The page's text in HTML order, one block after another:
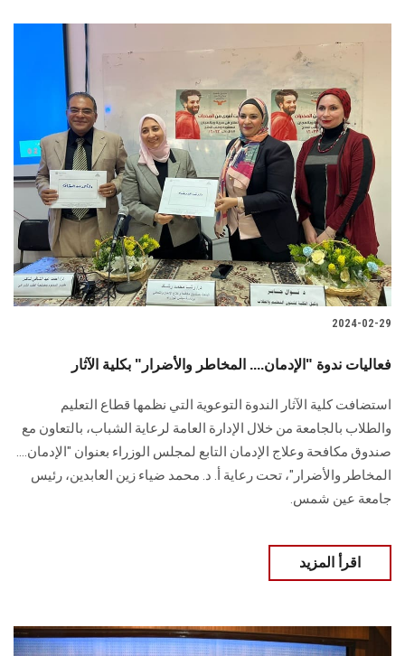
تواصل معنا
الطلاب
هيئة التدريس
الدراسات العليا
الخريجين
سجل الان
2024-02-29
فعاليات ندوة "الإدمان.... المخاطر والأضرار" بكلية الآثار
استضافت كلية الآثار الندوة التوعوية التي نظمها قطاع التعليم
والطلاب بالجامعة من خلال الإدارة العامة لرعاية الشباب، بالتعاون مع
صندوق مكافحة وعلاج الإدمان التابع لمجلس الوزراء بعنوان "الإدمان....
المخاطر والأضرار"، تحت رعاية أ. د. محمد ضياء زين العابدين، رئيس
جامعة عين شمس.
اقرأ المزيد